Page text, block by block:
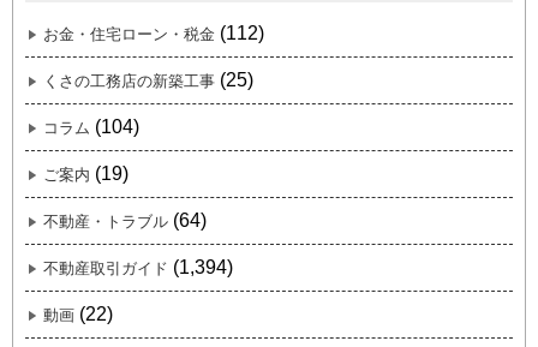
お金・住宅ローン・税金 (112)
くさの工務店の新築工事 (25)
コラム (104)
ご案内 (19)
不動産・トラブル (64)
不動産取引ガイド (1,394)
動画 (22)